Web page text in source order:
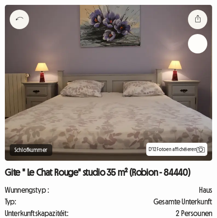
Schlofkummer D'12 Fotoen affichéieren
Gite " Le Chat Rouge" studio 35 m² (Robion - 84440)
Wunnengstyp :
Haus
Typ:
Gesamte Unterkunft
Unterkunftskapazitéit:
2 Persounen